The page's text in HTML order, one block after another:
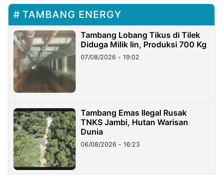
TAMBANG ENERGY
Tambang Lobang Tikus di Tilek
Diduga Milik Iin, Produksi 700 Kg
07/08/2026 - 19:02
Tambang Emas Ilegal Rusak
TNKS Jambi, Hutan Warisan
Dunia
06/08/2026 - 16:23